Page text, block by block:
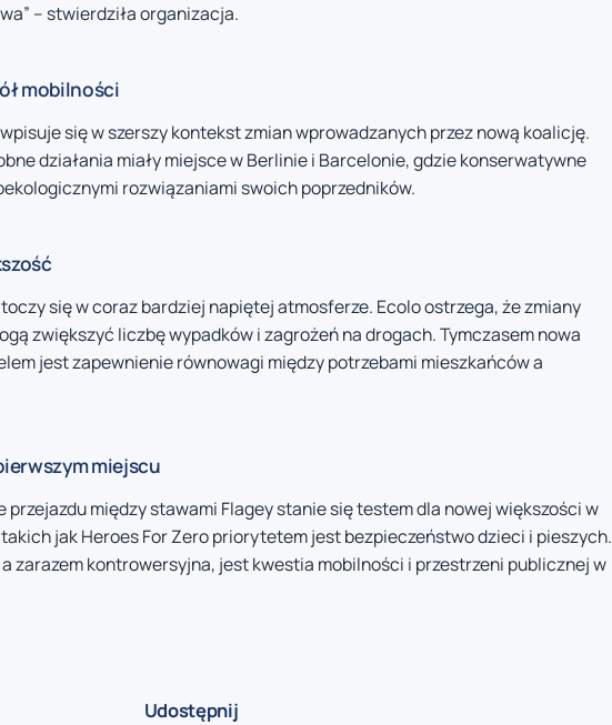
– stwierdziła organizacja.
mobilności
się w szerszy kontekst zmian wprowadzanych przez nową koalicję.
działania miały miejsce w Berlinie i Barcelonie, gdzie konserwatywne
rozwiązaniami swoich poprzedników.
się w coraz bardziej napiętej atmosferze. Ecolo ostrzega, że zmiany
zwiększyć liczbę wypadków i zagrożeń na drogach. Tymczasem nowa
jest zapewnienie równowagi między potrzebami mieszkańców a
miejscu
między stawami Flagey stanie się testem dla nowej większości w
jak Heroes For Zero priorytetem jest bezpieczeństwo dzieci i pieszych.
zarazem kontrowersyjna, jest kwestia mobilności i przestrzeni publicznej w
Udostępnij